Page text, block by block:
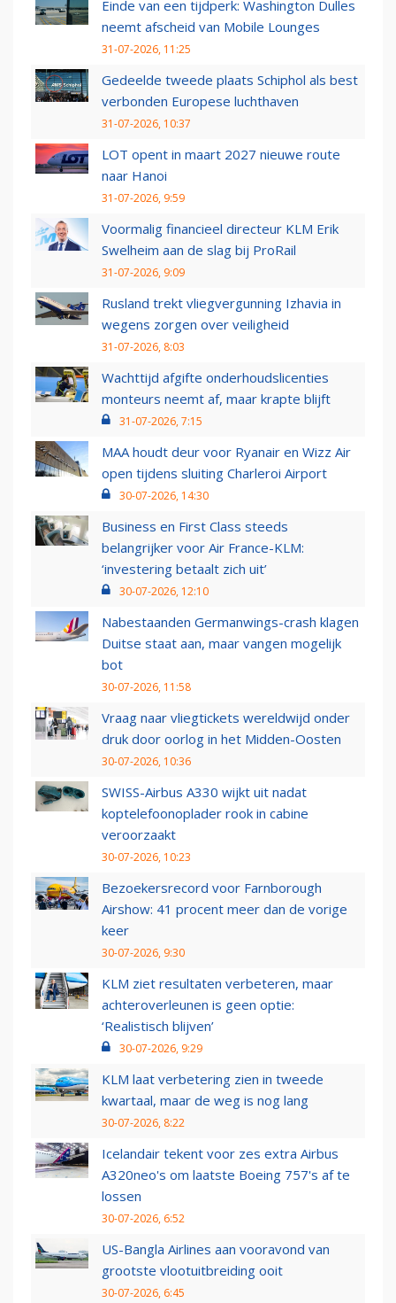
Einde van een tijdperk: Washington Dulles
neemt afscheid van Mobile Lounges
31-07-2026, 11:25
Gedeelde tweede plaats Schiphol als best
verbonden Europese luchthaven
31-07-2026, 10:37
LOT opent in maart 2027 nieuwe route
naar Hanoi
31-07-2026, 9:59
Voormalig financieel directeur KLM Erik
Swelheim aan de slag bij ProRail
31-07-2026, 9:09
Rusland trekt vliegvergunning Izhavia in
wegens zorgen over veiligheid
31-07-2026, 8:03
Wachttijd afgifte onderhoudslicenties
monteurs neemt af, maar krapte blijft
31-07-2026, 7:15
MAA houdt deur voor Ryanair en Wizz Air
open tijdens sluiting Charleroi Airport
30-07-2026, 14:30
Business en First Class steeds
belangrijker voor Air France-KLM:
‘investering betaalt zich uit’
30-07-2026, 12:10
Nabestaanden Germanwings-crash klagen
Duitse staat aan, maar vangen mogelijk
bot
30-07-2026, 11:58
Vraag naar vliegtickets wereldwijd onder
druk door oorlog in het Midden-Oosten
30-07-2026, 10:36
SWISS-Airbus A330 wijkt uit nadat
koptelefoonoplader rook in cabine
veroorzaakt
30-07-2026, 10:23
Bezoekersrecord voor Farnborough
Airshow: 41 procent meer dan de vorige
keer
30-07-2026, 9:30
KLM ziet resultaten verbeteren, maar
achteroverleunen is geen optie:
‘Realistisch blijven’
30-07-2026, 9:29
KLM laat verbetering zien in tweede
kwartaal, maar de weg is nog lang
30-07-2026, 8:22
Icelandair tekent voor zes extra Airbus
A320neo's om laatste Boeing 757's af te
lossen
30-07-2026, 6:52
US-Bangla Airlines aan vooravond van
grootste vlootuitbreiding ooit
30-07-2026, 6:45